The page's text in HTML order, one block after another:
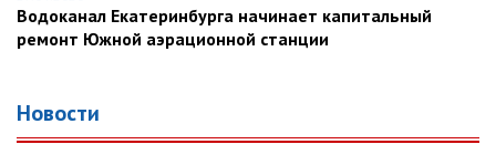
Водоканал Екатеринбурга начинает капитальный
ремонт Южной аэрационной станции
Новости